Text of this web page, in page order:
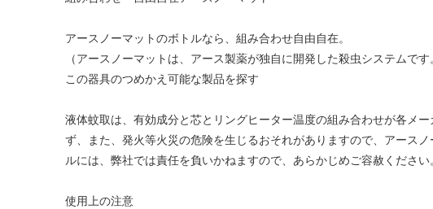
アースノーマットのボトルなら、組み合わせ自由自在。
（アースノーマットは、アース製薬が独自に開発した殺虫システムです
この器具のつめかえ可能な製品を探す
液体蚊取は、有効成分と芯とリングヒーター温度の組み合わせが各メ
ず、また、発火等火災の危険を生じるおそれがありますので、アース
ルには、弊社では責任を負いかねますので、あらかじめご容赦ください。
使用上の注意